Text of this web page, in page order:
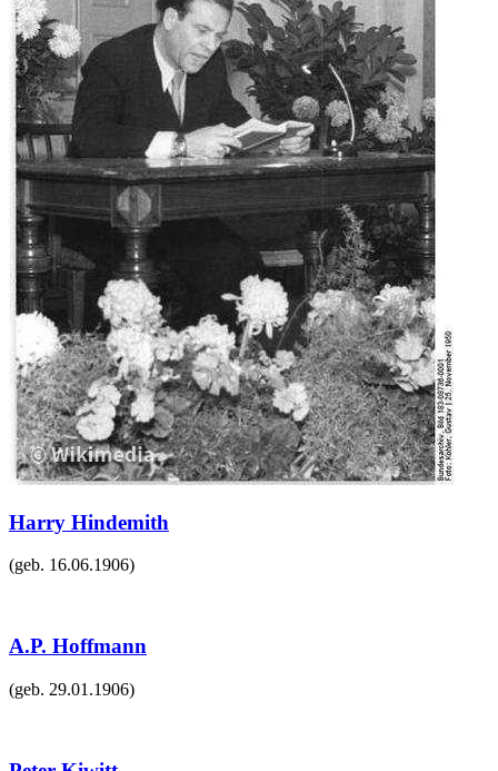
Harry Hindemith
(geb. 16.06.1906)
A.P. Hoffmann
(geb. 29.01.1906)